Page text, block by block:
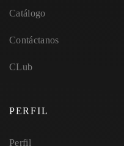
Catálogo
Contáctanos
CLub
PERFIL
Perfil